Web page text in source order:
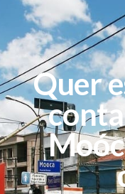
Quer